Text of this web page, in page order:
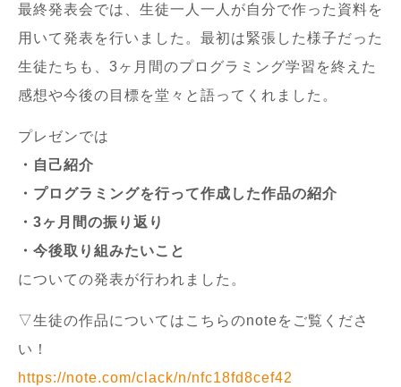
最終発表会では、生徒一人一人が自分で作った資料を
用いて発表を行いました。最初は緊張した様子だった
生徒たちも、3ヶ月間のプログラミング学習を終えた
感想や今後の目標を堂々と語ってくれました。
プレゼンでは
・自己紹介
・プログラミングを行って作成した作品の紹介
・3ヶ月間の振り返り
・今後取り組みたいこと
についての発表が行われました。
▽生徒の作品についてはこちらのnoteをご覧くださ
い！
https://note.com/clack/n/nfc18fd8cef42